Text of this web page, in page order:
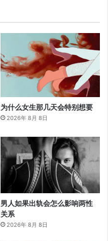
为什么女生那几天会特别想要
2026年 8月 8日
男人如果出轨会怎么影响两性
关系
2026年 8月 8日